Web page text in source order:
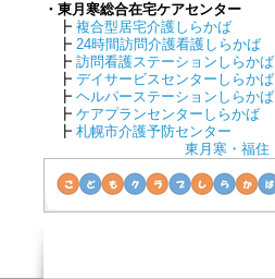
・東月寒総合在宅ケアセンター
┣ 複合型居宅介護しらかば
┣ 24時間訪問介護看護しらかば
┣ 訪問看護ステーションしらかば
┣ デイサービスセンターしらかば
┣ ヘルパーステーションしらかば
┣ ケアプランセンターしらかば
┣ 札幌市介護予防センター
東月寒・福住